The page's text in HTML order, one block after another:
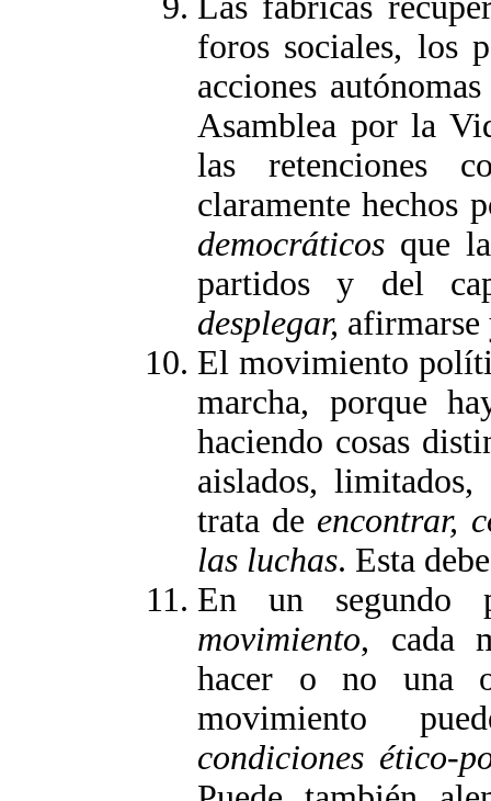
foros sociales, los
acciones
Asamblea por la
las retenciones
claramente hechos
democráticos que
partidos y del
desplegar,
El movimiento
marcha, porque
haciendo cosas
aislados,
trata de encontrar,
las luchas. Esta
En un
movimiento, cada
hacer o no una
movimiento
condiciones ético-